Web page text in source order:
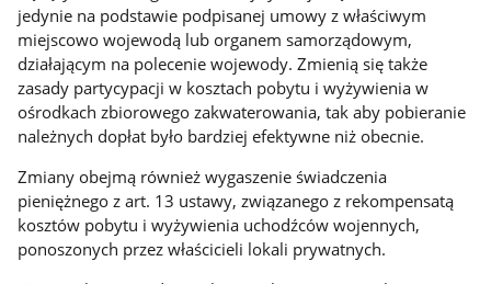
jedynie na podstawie podpisanej umowy z właściwym
miejscowo wojewodą lub organem samorządowym,
działającym na polecenie wojewody. Zmienią się także
zasady partycypacji w kosztach pobytu i wyżywienia w
ośrodkach zbiorowego zakwaterowania, tak aby pobieranie
należnych dopłat było bardziej efektywne niż obecnie.
Zmiany obejmą również wygaszenie świadczenia
pieniężnego z art. 13 ustawy, związanego z rekompensatą
kosztów pobytu i wyżywienia uchodźców wojennych,
ponoszonych przez właścicieli lokali prywatnych.